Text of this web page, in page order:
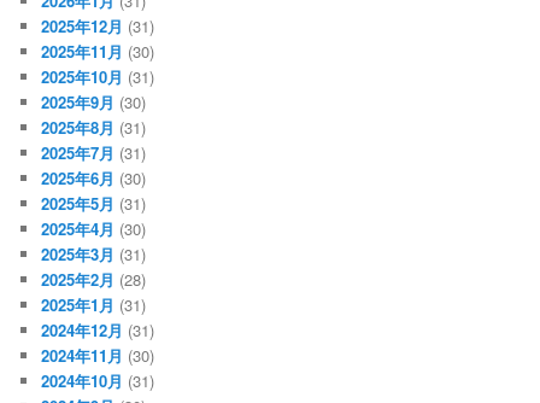
2025年12月 (31)
2025年11月 (30)
2025年10月 (31)
2025年9月 (30)
2025年8月 (31)
2025年7月 (31)
2025年6月 (30)
2025年5月 (31)
2025年4月 (30)
2025年3月 (31)
2025年2月 (28)
2025年1月 (31)
2024年12月 (31)
2024年11月 (30)
2024年10月 (31)